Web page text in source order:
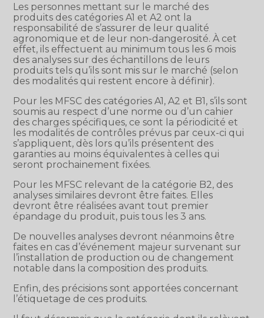
Les personnes mettant sur le marché des
produits des catégories A1 et A2 ont la
responsabilité de s’assurer de leur qualité
agronomique et de leur non-dangerosité. À cet
effet, ils effectuent au minimum tous les 6 mois
des analyses sur des échantillons de leurs
produits tels qu’ils sont mis sur le marché (selon
des modalités qui restent encore à définir).
Pour les MFSC des catégories A1, A2 et B1, s’ils sont
soumis au respect d’une norme ou d’un cahier
des charges spécifiques, ce sont la périodicité et
les modalités de contrôles prévus par ceux-ci qui
s’appliquent, dès lors qu’ils présentent des
garanties au moins équivalentes à celles qui
seront prochainement fixées.
Pour les MFSC relevant de la catégorie B2, des
analyses similaires devront être faites. Elles
devront être réalisées avant tout premier
épandage du produit, puis tous les 3 ans.
De nouvelles analyses devront néanmoins être
faites en cas d’événement majeur survenant sur
l’installation de production ou de changement
notable dans la composition des produits.
Enfin, des précisions sont apportées concernant
l’étiquetage de ces produits.